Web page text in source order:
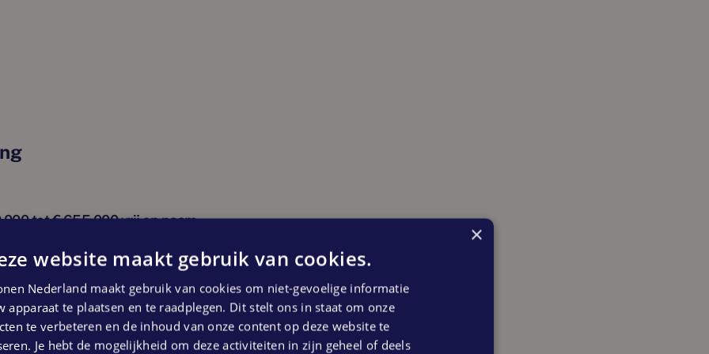
je thuiskantoor of misschien wel je
ruimte die je naar eigen wens kunt
en aansluitingen voor de wasmachine
of je de woning van jouw voorkeur kunt
(Hypotheekshop Utrecht
krijg je voorrang bij toewijzing.
tot € 655.000 vrij op naam
beschikbaar
×
website maakt gebruik van cookies.
Nederland maakt gebruik van cookies om niet-gevoelige informatie
apparaat te plaatsen en te raadplegen. Dit stelt ons in staat om onze
te verbeteren en de inhoud van onze content op deze website te
Je hebt de mogelijkheid om deze activiteiten in zijn geheel of deels